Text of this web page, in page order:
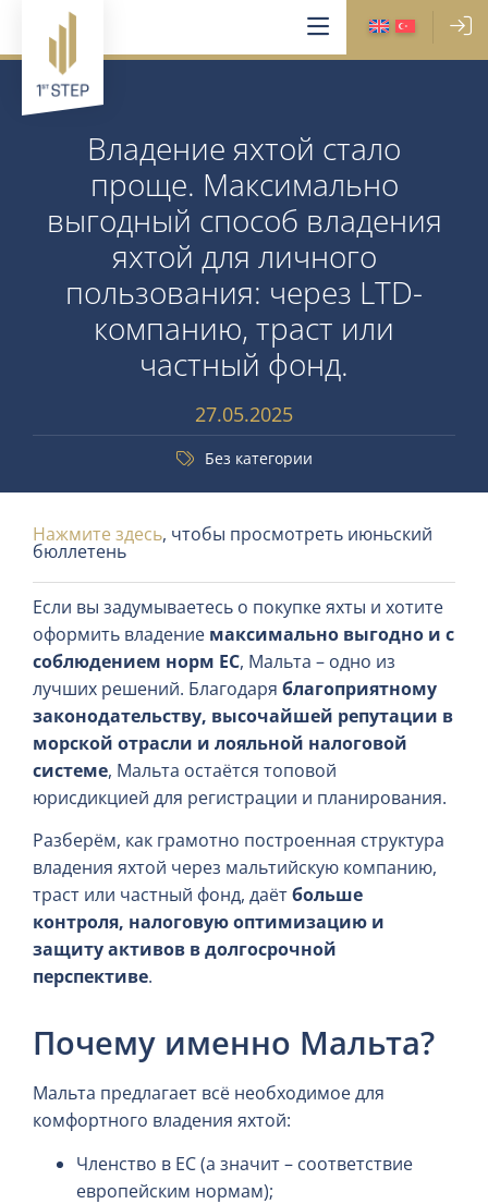
Владение яхтой стало
проще. Максимально
выгодный способ владения
яхтой для личного
пользования: через LTD-
компанию, траст или
частный фонд.
27.05.2025
Без категории
Нажмите здесь, чтобы просмотреть июньский
бюллетень
Если вы задумываетесь о покупке яхты и хотите
оформить владение максимально выгодно и с
соблюдением норм ЕС, Мальта – одно из
лучших решений. Благодаря благоприятному
законодательству, высочайшей репутации в
морской отрасли и лояльной налоговой
системе, Мальта остаётся топовой
юрисдикцией для регистрации и планирования.
Разберём, как грамотно построенная структура
владения яхтой через мальтийскую компанию,
траст или частный фонд, даётбольше
контроля, налоговую оптимизацию и
защиту активов в долгосрочной
перспективе.
Почему именно Мальта?
Мальта предлагает всё необходимое для
комфортного владения яхтой:
Членство в ЕС (а значит – соответствие
европейским нормам);